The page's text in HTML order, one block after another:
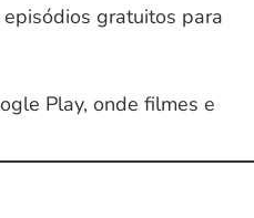
gratuitos para
Play, onde filmes e